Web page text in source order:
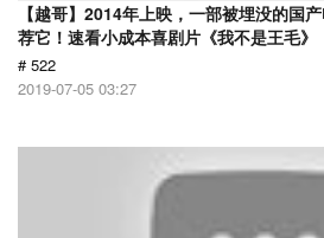
【越哥】2014年上映，一部被埋没的国
荐它！速看小成本喜剧片《我不是王毛》
# 522
2019-07-05 03:27